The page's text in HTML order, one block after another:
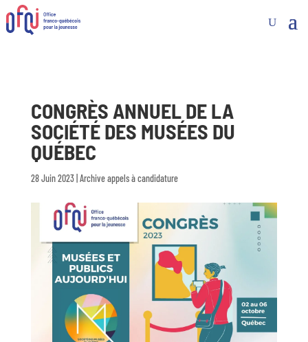
CONGRÈS ANNUEL DE LA
SOCIÉTÉ DES MUSÉES DU
QUÉBEC
28 Juin 2023| Archive appels à candidature